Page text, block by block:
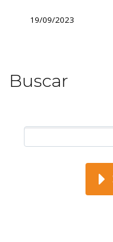
19/09/2023
Buscar